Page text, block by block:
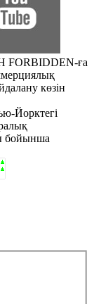
FORBIDDEN-ға
көзін
Йорктегі
бойынша